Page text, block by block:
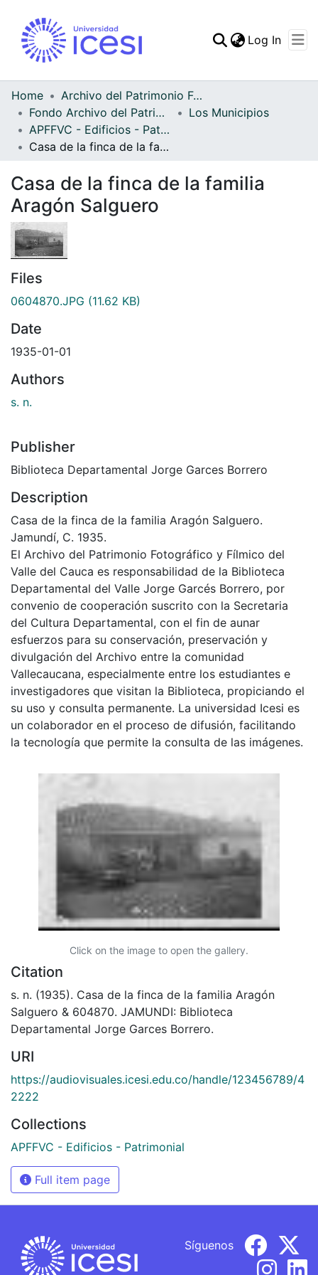
Statistics
Log In
Home
Archivo del Patrimonio Fotográfico y Fílmico del Valle del Cauca
Fondo Archivo del Patrimonio Fotográfico y Fílmico del Valle del Cauca
Los Municipios
APFFVC - Edificios - Patrimonial
Casa de la finca de la familia Aragón Salguero
Casa de la finca de la familia
Aragón Salguero
Files
0604870.JPG (11.62 KB)
Date
1935-01-01
Authors
s. n.
Publisher
Biblioteca Departamental Jorge Garces Borrero
Description
Casa de la finca de la familia Aragón Salguero.
Jamundí, C. 1935.
El Archivo del Patrimonio Fotográfico y Fílmico del
Valle del Cauca es responsabilidad de la Biblioteca
Departamental del Valle Jorge Garcés Borrero, por
convenio de cooperación suscrito con la Secretaria
del Cultura Departamental, con el fin de aunar
esfuerzos para su conservación, preservación y
divulgación del Archivo entre la comunidad
Vallecaucana, especialmente entre los estudiantes e
investigadores que visitan la Biblioteca, propiciando el
su uso y consulta permanente. La universidad Icesi es
un colaborador en el proceso de difusión, facilitando
la tecnología que permite la consulta de las imágenes.
Click on the image to open the gallery.
Citation
s. n. (1935). Casa de la finca de la familia Aragón
Salguero & 604870. JAMUNDI: Biblioteca
Departamental Jorge Garces Borrero.
URI
https://audiovisuales.icesi.edu.co/handle/123456789/4
2222
Collections
APFFVC - Edificios - Patrimonial
Full item page
Síguenos